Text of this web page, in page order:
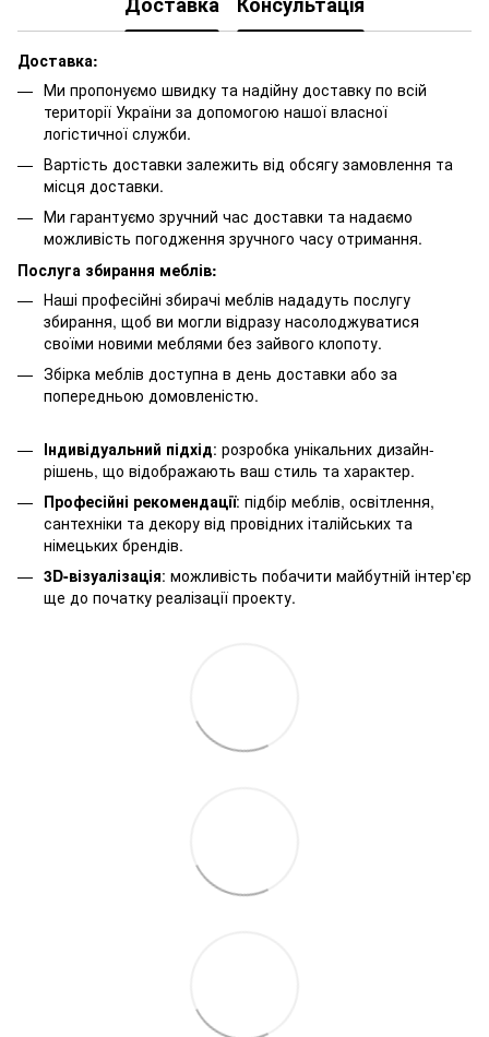
Доставка:
Ми пропонуємо швидку та надійну доставку по всій
території України за допомогою нашої власної
логістичної служби.
Вартість доставки залежить від обсягу замовлення та
місця доставки.
Ми гарантуємо зручний час доставки та надаємо
можливість погодження зручного часу отримання.
Послуга збирання меблів:
Наші професійні збирачі меблів нададуть послугу
збирання, щоб ви могли відразу насолоджуватися
своїми новими меблями без зайвого клопоту.
Збірка меблів доступна в день доставки або за
попередньою домовленістю.
Індивідуальний підхід: розробка унікальних дизайн-
рішень, що відображають ваш стиль та характер.
Професійні рекомендації: підбір меблів, освітлення,
сантехніки та декору від провідних італійських та
німецьких брендів.
3D-візуалізація: можливість побачити майбутній інтер'єр
ще до початку реалізації проекту.